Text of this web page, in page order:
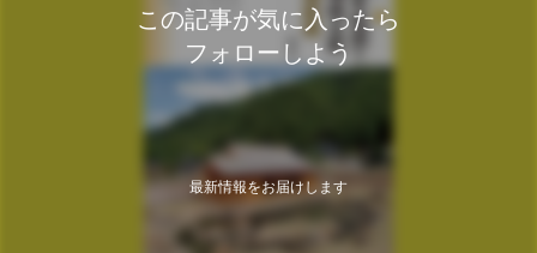
この記事が気に入ったら
フォローしよう
最新情報をお届けします